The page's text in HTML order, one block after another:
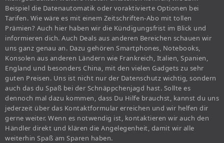
Beispiel die Datenautomatik oder voraktivierte Optionen bei
Tarifen. Wie wäre es mit einem Zeitschriften-Abo mit tollen
Prämien? Auch hier haben wir die Kündigungsfrist im Blick und
informieren dich. Auch Deals aus anderen Bereichen schauen wir
uns ganz genau an. Dazu gehören Smartphones, Notebooks,
Konsolen aus anderen Ländern wie Frankreich, Italien, Spanien,
England und besonders China, mit den vielen Gadgets zu sehr
guten Preisen. Uns ist nicht nur der Datenschutz wichtig, sondern
auch das du Spaß bei der Schnäppchenjagd hast. Sollte es
dennoch mal dazu kommen, dass Du Hilfe brauchst, kannst du uns
jederzeit über das Kontaktformular erreichen und wir helfen dir
gerne weiter. Wenn es notwendig ist, kontaktieren wir auch den
Händler direkt und klären die Angelegenheit, damit wir alle
weiterhin Spaß am Sparen haben.